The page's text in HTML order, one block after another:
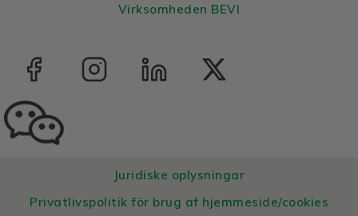
Virksomheden BEVI
Juridiske oplysningar
Privatlivspolitik för brug af hjemmeside/cookies